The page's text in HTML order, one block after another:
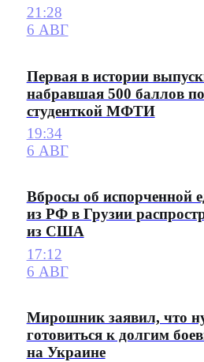
21:28
6 АВГ
Первая в истории
набравшая 500 баллов
студенткой МФТИ
19:34
6 АВГ
Вбросы об испорченной
из РФ в Грузии
из США
17:12
6 АВГ
Мирошник заявил, что
готовиться к долгим
на Украине